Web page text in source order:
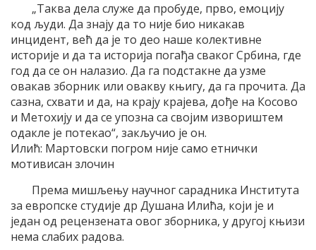
„Таква дела служе да пробуде, прво, емоцију
код људи. Да знају да то није био никакав
инцидент, већ да је то део наше колективне
историје и да та историја погађа сваког Србина, где
год да се он налазио. Да га подстакне да узме
овакав зборник или овакву књигу, да га прочита. Да
сазна, схвати и да, на крају крајева, дође на Косово
и Метохију и да се упозна са својим извориштем
одакле је потекао“, закључио је он.
Илић: Мартовски погром није само етнички
мотивисан злочин
Према мишљењу научног сарадника Института
за европске студије др Душана Илића, који је и
један од рецензената овог зборника, у другој књизи
нема слабих радова.